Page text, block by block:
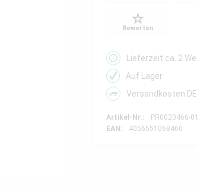
Bewerten
Lieferzeit ca. 2
Auf Lager
Versandkosten
Artikel-Nr.:
PR0020466-01
EAN:
4056551068460